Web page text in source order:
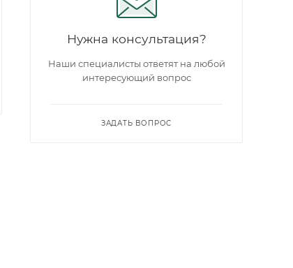
Нужна консультация?
Наши специалисты ответят на любой
интересующий вопрос
ЗАДАТЬ ВОПРОС